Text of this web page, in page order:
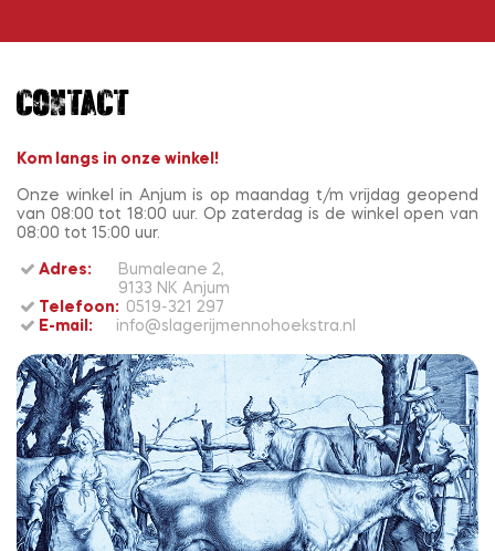
Contact
Kom langs in onze winkel!
Onze winkel in Anjum is op maandag t/m vrijdag geopend
van 08:00 tot 18:00 uur. Op zaterdag is de winkel open van
08:00 tot 15:00 uur.
Adres:
Bumaleane 2,
9133 NK Anjum
Telefoon: 0519-321 297
E-mail:
info@slagerijmennohoekstra.nl